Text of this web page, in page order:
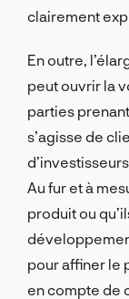
clairement
En outre,
peut ouvrir la
parties
s’agisse de
Au fur et à
produit ou
pour affiner le
en compte de